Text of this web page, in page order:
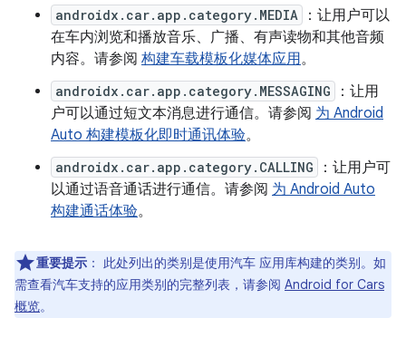
androidx.car.app.category.MEDIA
：让用户可以
在车内浏览和播放音乐、广播、有声读物和其他音频
内容。请参阅 构建车载模板化媒体应用。
androidx.car.app.category.MESSAGING
：让用
户可以通过短文本消息进行通信。请参阅 为 Android
Auto 构建模板化即时通讯体验。
androidx.car.app.category.CALLING
：让用户可
以通过语音通话进行通信。请参阅 为 Android Auto
构建通话体验。
重要提示 ：
此处列出的类别是使用汽车 应用库构建的类别。如
需查看汽车支持的应用类别的完整列表，请参阅 Android for Cars
概览。